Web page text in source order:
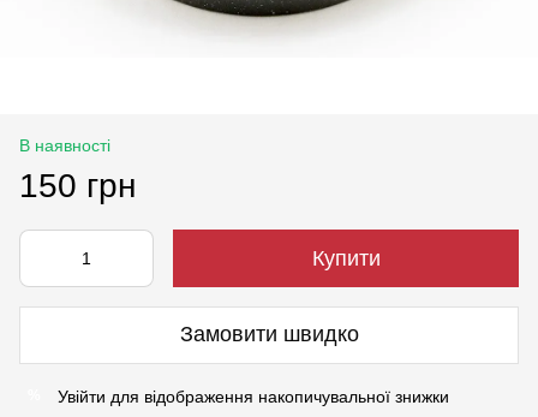
В наявності
150 грн
Купити
Замовити швидко
Увійти для відображення накопичувальної знижки